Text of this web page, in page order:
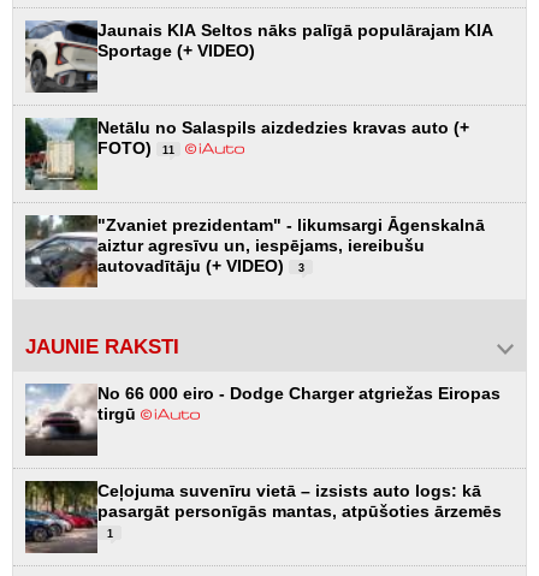
Jaunais KIA Seltos nāks palīgā populārajam KIA
Sportage (+ VIDEO)
Netālu no Salaspils aizdedzies kravas auto (+
FOTO)
11
"Zvaniet prezidentam" - likumsargi Āgenskalnā
aiztur agresīvu un, iespējams, iereibušu
autovadītāju (+ VIDEO)
3
JAUNIE RAKSTI
No 66 000 eiro - Dodge Charger atgriežas Eiropas
tirgū
Ceļojuma suvenīru vietā – izsists auto logs: kā
pasargāt personīgās mantas, atpūšoties ārzemēs
1